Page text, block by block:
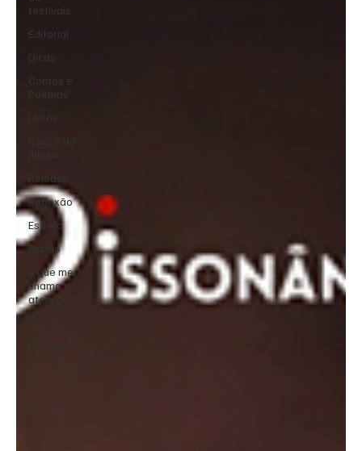
festivais
Editorial
Dicas
Contos e
Poemas
Release
Reflexão
Estreia
Ensaio
o que me
chama a
atenção